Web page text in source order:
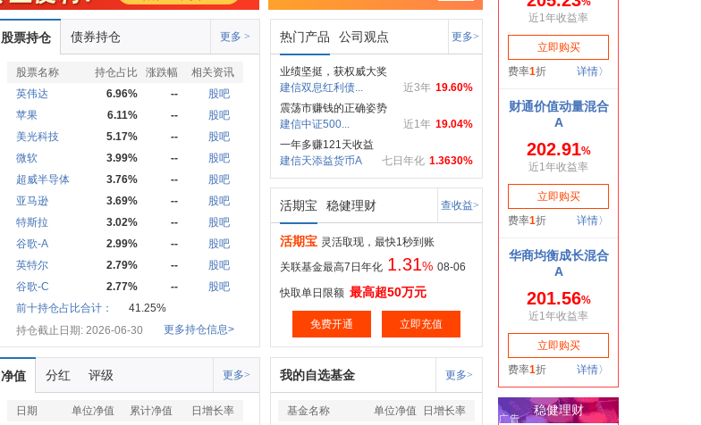
股票持仓 债券持仓 更多 >
股票名称 持仓占比 涨跌幅
相关资讯
英伟达
6.96% --
股吧
苹果
6.11% --
股吧
美光科技
5.17% --
股吧
微软
3.99% --
股吧
超威半导体
3.76% --
股吧
亚马逊
3.69% --
股吧
特斯拉
3.02% --
股吧
谷歌-A
2.99% --
股吧
英特尔
2.79% --
股吧
谷歌-C
2.77% --
股吧
前十持仓占比合计：
41.25%
持仓截止日期: 2026-06-30
更多持仓信息>
热门产品 公司观点 更多>
业绩坚挺，获权威大奖
19.60%
近3年
建信双息红利债...
震荡市赚钱的正确姿势
19.04%
近1年
建信中证500...
一年多赚121天收益
1.3630%
七日年化
建信天添益货币A
活期宝 稳健理财 查收益>
活期宝 灵活取现，最快1秒到账
关联基金最高7日年化 1.31% 08-06
快取单日限额 最高超50万元
免费开通 立即充值
净值 分红 评级 更多>
日期 单位净值 累计净值
日增长率
我的自选基金 更多>
基金名称 单位净值
日增长率